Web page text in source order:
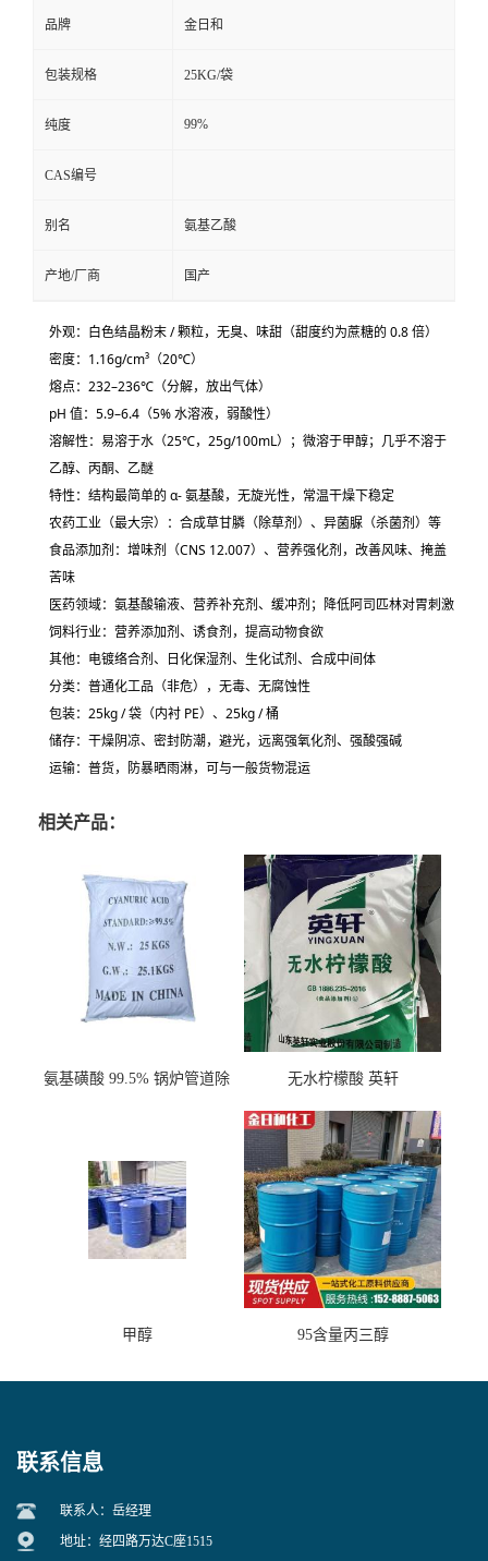
品牌 金日和
包装规格 25KG/袋
纯度 99%
CAS编号
别名 氨基乙酸
产地/厂商 国产
外观： 白色结晶粉末 / 颗粒，无臭、味甜（甜度约为蔗糖的 0.8 倍）
密度： 1.16g/cm³ （20℃）
熔点：232–236℃（分解，放出气体）
pH 值：5.9–6.4（5% 水溶液，弱酸性）
溶解性： 易溶于水 （25℃，25g/100mL）；微溶于甲醇；几乎不溶于
乙醇、丙酮、乙醚
特性：结构最简单的 α- 氨基酸，无旋光性，常温干燥下稳定
农药工业（最大宗） ：合成草甘膦 （除草剂）、异菌脲（杀菌剂）等
食品添加剂：增味剂（CNS 12.007）、营养强化剂，改善风味、掩盖
苦味
医药领域：氨基酸输液、营养补充剂、缓冲剂；降低阿司匹林对胃刺激
饲料行业：营养添加剂、诱食剂，提高动物食欲
其他：电镀络合剂、日化保湿剂、生化试剂、合成中间体
分类： 普通化工品（非危） ，无毒、无腐蚀性
包装：25kg / 袋（内衬 PE）、25kg / 桶
储存： 干燥阴凉、密封防潮，避光，远离强氧化剂、强酸强碱
运输：普货，防暴晒雨淋，可与一般货物混运
相关产品：
氨基磺酸 99.5% 锅炉管道除
无水柠檬酸 英轩
甲醇 95含量丙三醇
联系信息
联系人：岳经理
地址：经四路万达C座1515